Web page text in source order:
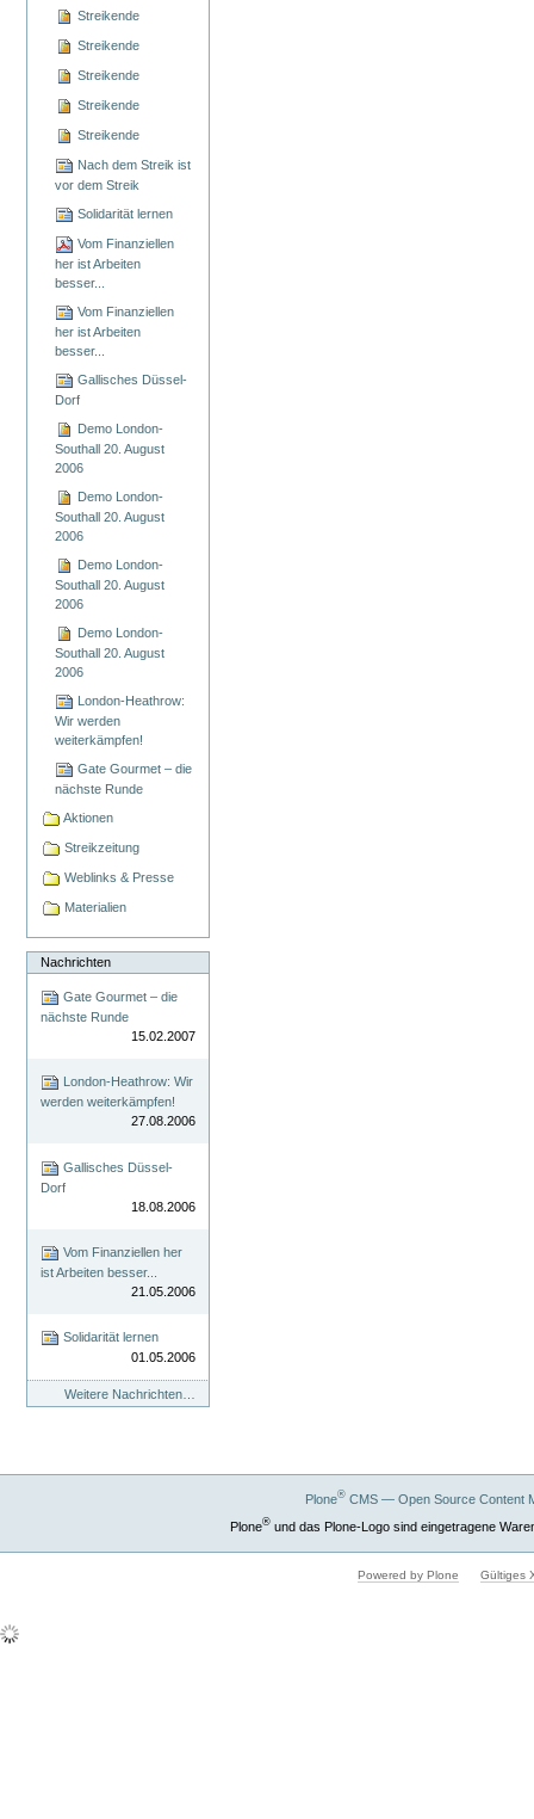
Streikende
Streikende
Streikende
Streikende
Streikende
Nach dem Streik ist
vor dem Streik
Solidarität lernen
Vom Finanziellen
her ist Arbeiten
besser...
Vom Finanziellen
her ist Arbeiten
besser...
Gallisches Düssel-
Dorf
Demo London-
Southall 20. August
2006
Demo London-
Southall 20. August
2006
Demo London-
Southall 20. August
2006
Demo London-
Southall 20. August
2006
London-Heathrow:
Wir werden
weiterkämpfen!
Gate Gourmet – die
nächste Runde
Aktionen
Streikzeitung
Weblinks & Presse
Materialien
Nachrichten
Gate Gourmet – die
nächste Runde
15.02.2007
London-Heathrow: Wir
werden weiterkämpfen!
27.08.2006
Gallisches Düssel-
Dorf
18.08.2006
Vom Finanziellen her
ist Arbeiten besser...
21.05.2006
Solidarität lernen
01.05.2006
Weitere Nachrichten…
Plone®CMS — Open Source Content
Plone®und das Plone-Logo sind eingetragene
Powered by Plone Gültiges